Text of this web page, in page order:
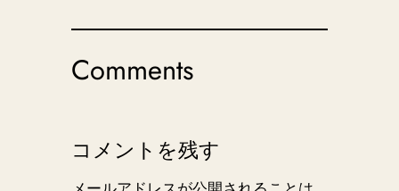
Comments
コメントを残す